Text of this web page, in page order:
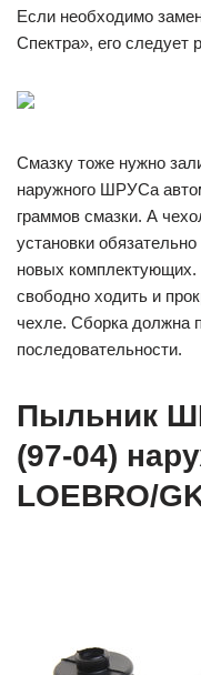
Если необходимо
Спектра», его следует
Смазку тоже нужно
наружного ШРУСа
граммов смазки. А
установки
новых
свободно ходить и
чехле. Сборка должна
последовательности.
Пыльник
(97-04)
LOEBRO/